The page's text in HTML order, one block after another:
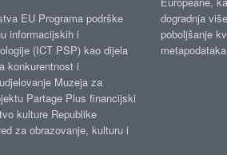
EU Programa podrške
informacijskih i
(ICT PSP) kao dijela
konkurentnost i
Muzeja za
Partage Plus financijski
kulture Republike
za obrazovanje, kulturu i
dogradnja
poboljšanje